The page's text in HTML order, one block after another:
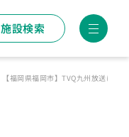
施設検索
【福岡県福岡市】TVQ九州放送にて